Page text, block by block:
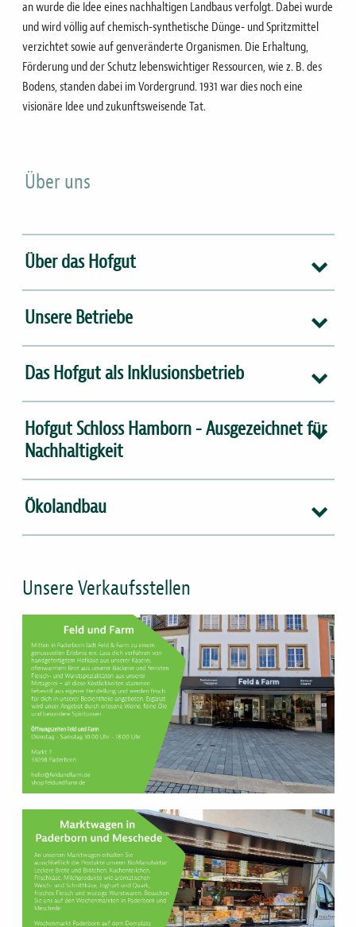
an wurde die Idee eines nachhaltigen Landbaus verfolgt. Dabei wurde
und wird völlig auf chemisch-synthetische Dünge- und Spritzmittel
verzichtet sowie auf genveränderte Organismen. Die Erhaltung,
Förderung und der Schutz lebenswichtiger Ressourcen, wie z. B. des
Bodens, standen dabei im Vordergrund. 1931 war dies noch eine
visionäre Idee und zukunftsweisende Tat.
Über uns
Über das Hofgut
Unsere Betriebe
Das Hofgut als Inklusionsbetrieb
Hofgut Schloss Hamborn - Ausgezeichnet für
Nachhaltigkeit
Ökolandbau
Unsere Verkaufsstellen